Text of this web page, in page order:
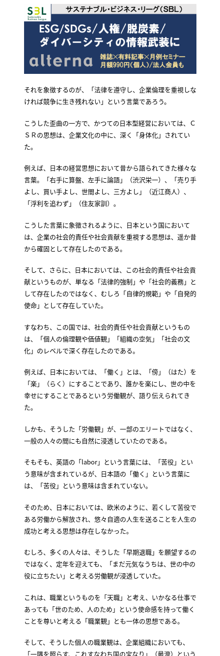
それを象徴するのが、「法律を遵守し、企業倫理を重視しな
ければ競争に生き残れない」という言葉であろう。
こうした歪曲の一方で、かつての日本型経営においては、Ｃ
ＳＲの思想は、企業文化の中に、深く「身体化」されてい
た。
例えば、日本の経営思想において昔から語られてきた様々な
言葉。「右手に算盤、左手に論語」（渋沢栄一）、「売り手
よし、買い手よし、世間よし、三方よし」（近江商人）、
「浮利を追わず」（住友家訓）。
こうした言葉に象徴されるように、日本という国において
は、企業の社会的責任や社会貢献を重視する思想は、遥か昔
から確固として存在したのである。
そして、さらに、日本においては、この社会的責任や社会貢
献というものが、単なる「法律的強制」や「社会的義務」と
して存在したのではなく、むしろ「自律的規範」や「自発的
使命」として存在していた。
すなわち、この国では、社会的責任や社会貢献というもの
は、「個人の倫理観や価値観」「組織の空気」「社会の文
化」のレベルで深く存在したのである。
例えば、日本においては、「働く」とは、「傍」（はた）を
「楽」（らく）にすることであり、誰かを楽にし、世の中を
幸せにすることであるという労働観が、語り伝えられてき
た。
しかも、そうした「労働観」が、一部のエリートではなく、
一般の人々の間にも自然に浸透していたのである。
そもそも、英語の「labor」という言葉には、「苦役」とい
う意味が含まれているが、日本語の「働く」という言葉に
は、「苦役」という意味は含まれていない。
そのため、日本においては、欧米のように、若くして苦役で
ある労働から解放され、悠々自適の人生を送ることを人生の
成功と考える思想は存在しなかった。
むしろ、多くの人々は、そうした「早期退職」を願望するの
ではなく、定年を迎えても、「まだ元気なうちは、世の中の
役に立ちたい」と考える労働観が浸透していた。
これは、職業というものを「天職」と考え、いかなる仕事で
あっても「世のため、人のため」という使命感を持って働く
ことを尊いと考える「職業観」とも一体の思想である。
そして、そうした個人の職業観は、企業組織においても、
「一隅を照らす、これすなわち国の宝なり」（最澄）という